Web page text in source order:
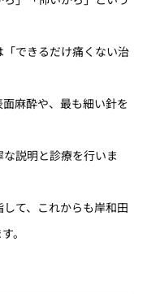
できるだけ痛くない治
麻酔や、最も細い針を
説明と診療を行いま
て、これからも岸和田
。